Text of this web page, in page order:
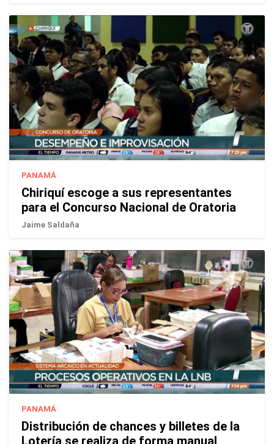
PANAMÁ
Chiriquí escoge a sus representantes
para el Concurso Nacional de Oratoria
Jaime Saldaña
PANAMÁ
Distribución de chances y billetes de la
Lotería se realiza de forma manual